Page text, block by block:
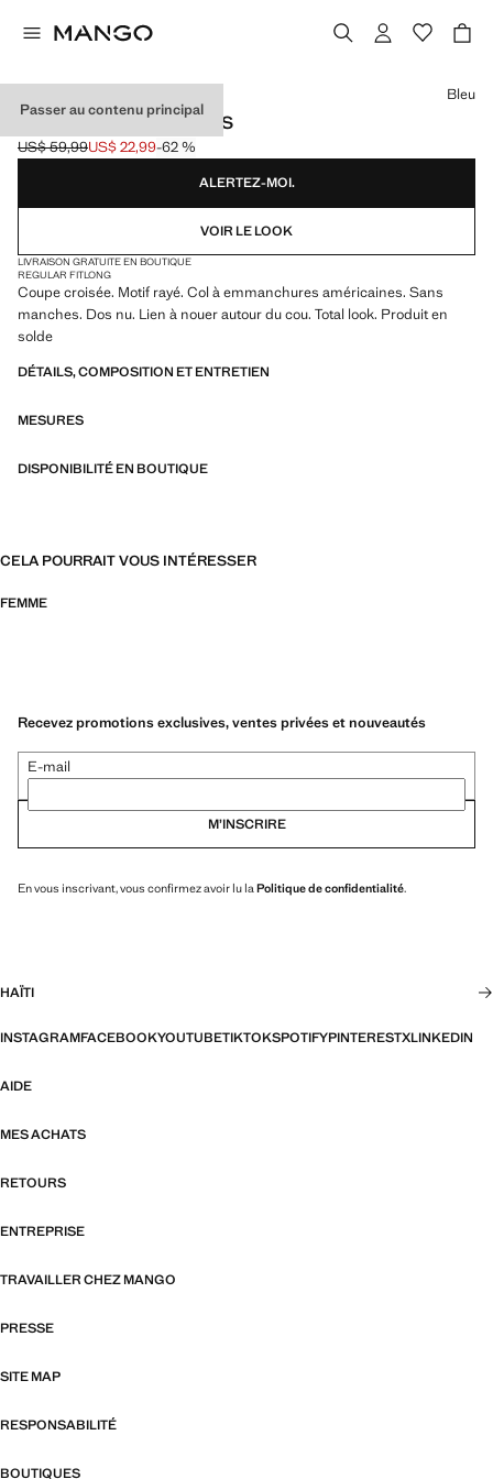
Passer au contenu principal
TOP CROISÉ À RAYURES
Prix initial barré [US$ 59,99 ]
US$ 59,99
Prix actuel [US$ 22,99 ]
US$ 22,99-62 %
Choisissez une couleur
Bleu
ALERTEZ-MOI.
VOIR LE LOOK
LIVRAISON GRATUITE EN BOUTIQUE
REGULAR FITLONG
Coupe croisée. Motif rayé. Col à emmanchures américaines. Sans
manches. Dos nu. Lien à nouer autour du cou. Total look. Produit en
solde
DÉTAILS, COMPOSITION ET ENTRETIEN
MESURES
DISPONIBILITÉ EN BOUTIQUE
CELA POURRAIT VOUS INTÉRESSER
FEMME
Recevez promotions exclusives, ventes privées et nouveautés
E-mail
M’INSCRIRE
En vous inscrivant, vous confirmez avoir lu la Politique de confidentialité.
HAÏTI
INSTAGRAMFACEBOOKYOUTUBETIKTOKSPOTIFYPINTERESTXLINKEDIN
AIDE
MES ACHATS
RETOURS
ENTREPRISE
TRAVAILLER CHEZ MANGO
PRESSE
SITE MAP
RESPONSABILITÉ
BOUTIQUES